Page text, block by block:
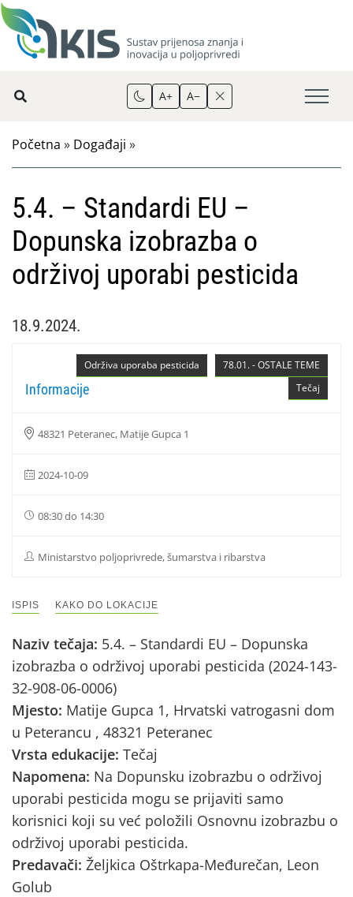
A+ A−
Početna » Događaji »
5.4. – Standardi EU –
Dopunska izobrazba o
održivoj uporabi pesticida
18.9.2024.
78.01. - OSTALE TEME
Održiva uporaba pesticida
Tečaj
Informacije
48321 Peteranec, Matije Gupca 1
2024-10-09
08:30 do 14:30
Ministarstvo poljoprivrede, šumarstva i ribarstva
ISPIS KAKO DO LOKACIJE
Naziv tečaja: 5.4. – Standardi EU – Dopunska
izobrazba o održivoj uporabi pesticida (2024-143-
32-908-06-0006)
Mjesto: Matije Gupca 1, Hrvatski vatrogasni dom
u Peterancu , 48321 Peteranec
Vrsta edukacije: Tečaj
Napomena: Na Dopunsku izobrazbu o održivoj
uporabi pesticida mogu se prijaviti samo
korisnici koji su već položili Osnovnu izobrazbu o
održivoj uporabi pesticida.
Predavači: Željkica Oštrkapa-Međurečan, Leon
Golub